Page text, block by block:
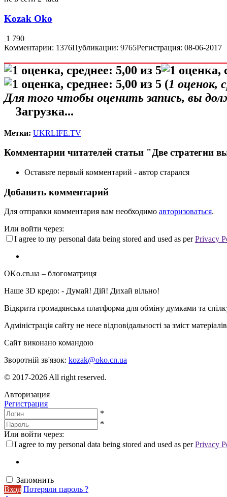
Kozak Oko
1 790
Комментарии: 1376Публикации: 9765Регистрация: 08-06-2017
(1 оценок,
Для того чтобы оценить запись, вы
Загрузка...
Метки: UKRLIFE.TV
Комментарии читателей статьи "Две стратегии
Оставьте первый комментарий - автор старался
Добавить комментарий
Для отправки комментария вам необходимо авторизоваться.
Или войти через:
I agree to my personal data being stored and used as perPrivacy
OKo.cn.ua – блогоматриця
Наше 3D кредо: - Думай! Дій! Дихай вільно!
Відкрита громадянська платформа для обміну думками та
Адміністрація сайту не несе відповідальності за зміст
Сайт виконано командою
Зворотній зв'язок: kozak@oko.cn.ua
© 2017-2026 All right reserved.
Авторизация
Регистрация
*
*
Или войти через:
I agree to my personal data being stored and used as perPrivacy
Запомнить
Вход Потеряли пароль ?